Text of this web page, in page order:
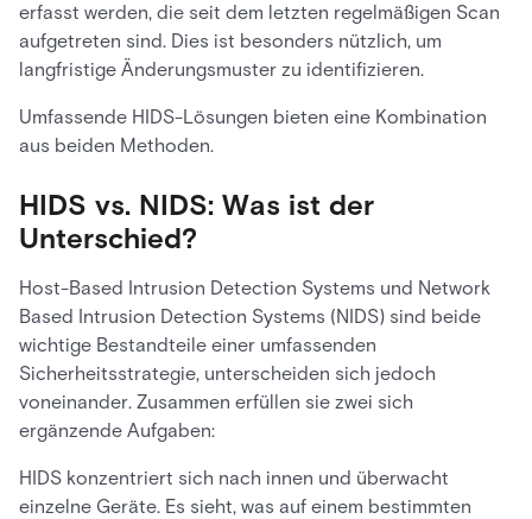
erfasst werden, die seit dem letzten regelmäßigen Scan
aufgetreten sind. Dies ist besonders nützlich, um
langfristige Änderungsmuster zu identifizieren.
Umfassende HIDS-Lösungen bieten eine Kombination
aus beiden Methoden.
HIDS vs. NIDS: Was ist der
Unterschied?
Host-Based Intrusion Detection Systems und Network
Based Intrusion Detection Systems (NIDS) sind beide
wichtige Bestandteile einer umfassenden
Sicherheitsstrategie, unterscheiden sich jedoch
voneinander. Zusammen erfüllen sie zwei sich
ergänzende Aufgaben:
HIDS konzentriert sich nach innen und überwacht
einzelne Geräte. Es sieht, was auf einem bestimmten